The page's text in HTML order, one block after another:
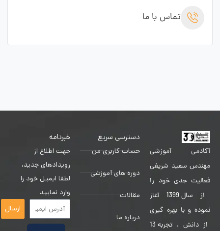
تماس با ما
آکادمی آموزشی
مهندس سعید شریفی
فعالیت جدی خود را
از سال 1399 آغاز
نموده و با بهره گیری
از دانش ، تجربه 13
دسترسی سریع
حساب کاربری من
دوره های آموزشی
مقالات
درباره ما
خبرنامه
جهت اطلاع از
رویدادهای جدید،
لطفا ایمیل خود را
وارد نمایید
ارسال